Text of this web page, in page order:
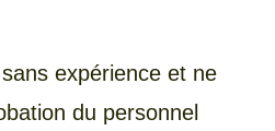
expérience et ne
du personnel